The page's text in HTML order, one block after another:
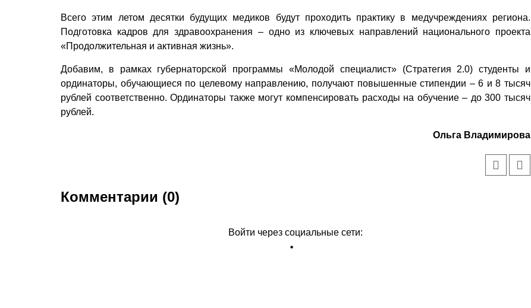
Всего этим летом десятки будущих медиков будут проходить практику в медучреждениях региона.
Подготовка кадров для здравоохранения – одно из ключевых направлений национального проекта
«Продолжительная и активная жизнь».
Добавим, в рамках губернаторской программы «Молодой специалист» (Стратегия 2.0) студенты и
ординаторы, обучающиеся по целевому направлению, получают повышенные стипендии – 6 и 8 тысяч
рублей соответственно. Ординаторы также могут компенсировать расходы на обучение – до 300 тысяч
рублей.
Ольга Владимирова
Комментарии (0)
Войти через социальные сети: